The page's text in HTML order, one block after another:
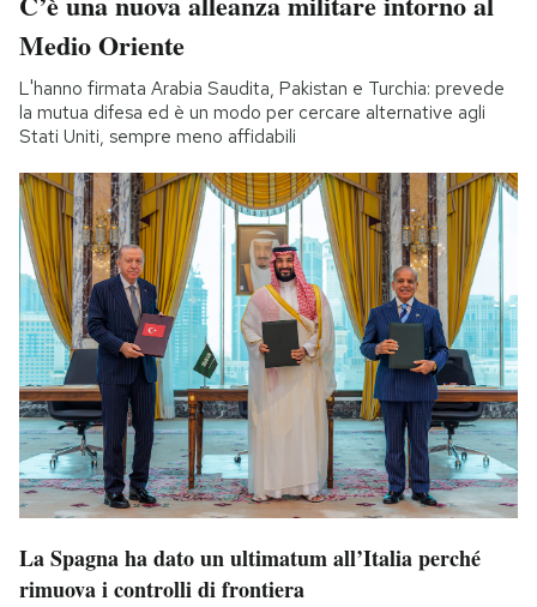
Medio Oriente
L'hanno firmata Arabia Saudita, Pakistan e Turchia: prevede
la mutua difesa ed è un modo per cercare alternative agli
Stati Uniti, sempre meno affidabili
La Spagna ha dato un ultimatum all’Italia perché
rimuova i controlli di frontiera